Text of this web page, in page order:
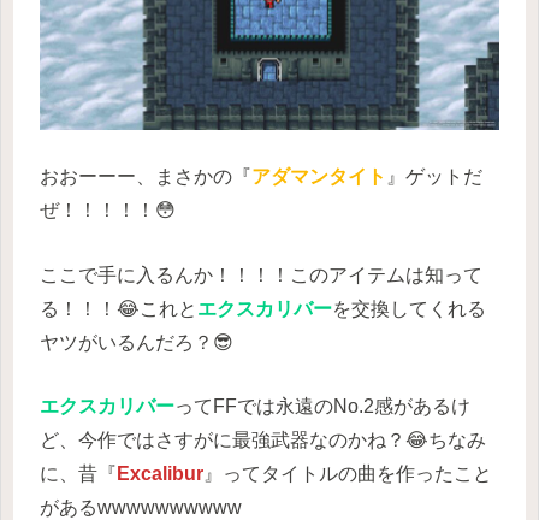
おおーーー、まさかの『アダマンタイト 』ゲットだ
ぜ！！！！！😳
ここで手に入るんか！！！！このアイテムは知って
る！！！😂これと エクスカリバーを交換してくれる
ヤツがいるんだろ？😎
エクスカリバーってFFでは永遠のNo.2感があるけ
ど、今作ではさすがに最強武器なのかね？😂ちなみ
に、昔『 Excalibur』ってタイトルの曲を作ったこと
があるwwwwwwwwww